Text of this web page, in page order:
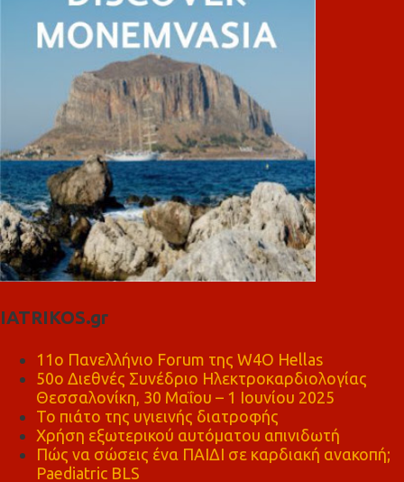
IATRIKOS.gr
11ο Πανελλήνιο Forum της W4O Hellas
50ο Διεθνές Συνέδριο Ηλεκτροκαρδιολογίας
Θεσσαλονίκη, 30 Μαΐου – 1 Ιουνίου 2025
Το πιάτο της υγιεινής διατροφής
Χρήση εξωτερικού αυτόματου απινιδωτή
Πώς να σώσεις ένα ΠΑΙΔΙ σε καρδιακή ανακοπή;
Paediatric BLS